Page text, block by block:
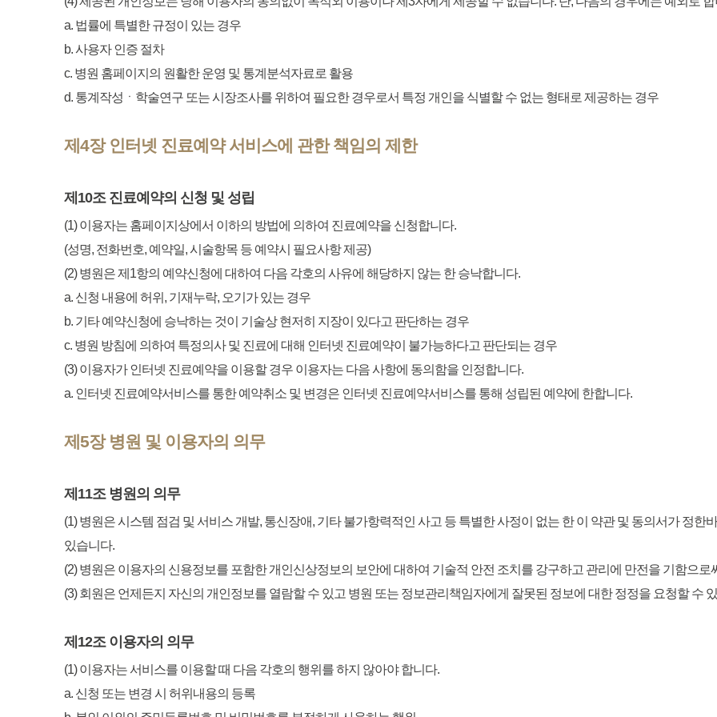
a. 법률에 특별한 규정이 있는 경우
b. 사용자 인증 절차
c. 병원 홈페이지의 원활한 운영 및 통계분석자료로 활용
d. 통계작성ㆍ학술연구 또는 시장조사를 위하여 필요한 경우로서 특정 개인을 식별할 수 없는 형태로 제공하는 경우
제4장 인터넷 진료예약 서비스에 관한 책임의 제한
제10조 진료예약의 신청 및 성립
(1) 이용자는 홈페이지상에서 이하의 방법에 의하여 진료예약을 신청합니다.
(성명, 전화번호, 예약일, 시술항목 등 예약시 필요사항 제공)
(2) 병원은 제1항의 예약신청에 대하여 다음 각호의 사유에 해당하지 않는 한 승낙합니다.
a. 신청 내용에 허위, 기재누락, 오기가 있는 경우
b. 기타 예약신청에 승낙하는 것이 기술상 현저히 지장이 있다고 판단하는 경우
c. 병원 방침에 의하여 특정의사 및 진료에 대해 인터넷 진료예약이 불가능하다고 판단되는 경우
(3) 이용자가 인터넷 진료예약을 이용할 경우 이용자는 다음 사항에 동의함을 인정합니다.
a. 인터넷 진료예약서비스를 통한 예약취소 및 변경은 인터넷 진료예약서비스를 통해 성립된 예약에 한합니다.
제5장 병원 및 이용자의 의무
제11조 병원의 의무
(1) 병원은 시스템 점검 및 서비스 개발, 통신장애, 기타 불가항력적인 사고 등 특별한 사정이 없는 한 이 약관 및 동의서가 정
있습니다.
(2) 병원은 이용자의 신용정보를 포함한 개인신상정보의 보안에 대하여 기술적 안전 조치를 강구하고 관리에 만전을 기함으
(3) 회원은 언제든지 자신의 개인정보를 열람할 수 있고 병원 또는 정보관리책임자에게 잘못된 정보에 대한 정정을 요청할 수
제12조 이용자의 의무
(1) 이용자는 서비스를 이용할 때 다음 각호의 행위를 하지 않아야 합니다.
a. 신청 또는 변경 시 허위내용의 등록